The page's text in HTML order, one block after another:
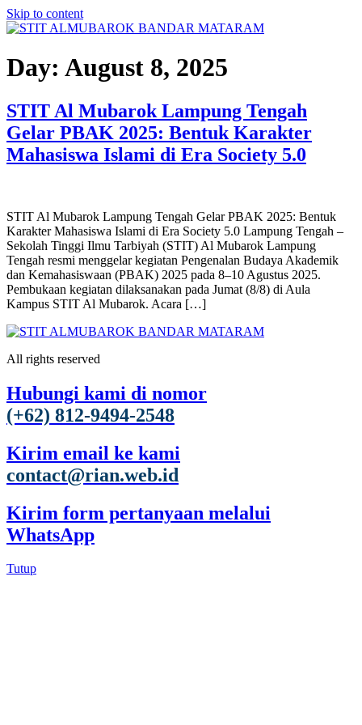
Skip to content
Day: August 8, 2025
STIT Al Mubarok Lampung Tengah
Gelar PBAK 2025: Bentuk Karakter
Mahasiswa Islami di Era Society 5.0
STIT Al Mubarok Lampung Tengah Gelar PBAK 2025: Bentuk
Karakter Mahasiswa Islami di Era Society 5.0 Lampung Tengah –
Sekolah Tinggi Ilmu Tarbiyah (STIT) Al Mubarok Lampung
Tengah resmi menggelar kegiatan Pengenalan Budaya Akademik
dan Kemahasiswaan (PBAK) 2025 pada 8–10 Agustus 2025.
Pembukaan kegiatan dilaksanakan pada Jumat (8/8) di Aula
Kampus STIT Al Mubarok. Acara […]
All rights reserved
Hubungi kami di nomor
(+62) 812-9494-2548
Kirim email ke kami
contact@rian.web.id
Kirim form pertanyaan melalui
WhatsApp
Tutup